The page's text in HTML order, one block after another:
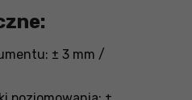
± 3 mm /